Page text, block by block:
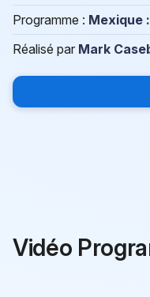
Programme : Mexique
Réalisé par Mark
Vidéo